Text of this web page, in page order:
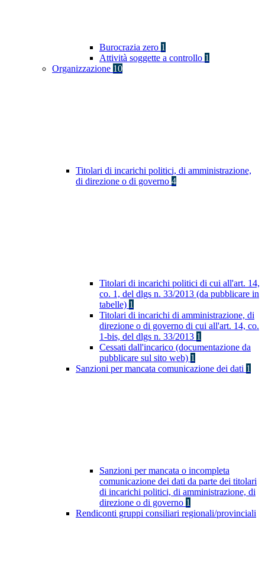
Burocrazia zero 1
Attività soggette a controllo 1
Organizzazione 10
Titolari di incarichi politici, di amministrazione,
di direzione o di governo 4
Titolari di incarichi politici di cui all'art. 14,
co. 1, del dlgs n. 33/2013 (da pubblicare in
tabelle) 1
Titolari di incarichi di amministrazione, di
direzione o di governo di cui all'art. 14, co.
1-bis, del dlgs n. 33/2013 1
Cessati dall'incarico (documentazione da
pubblicare sul sito web) 1
Sanzioni per mancata comunicazione dei dati 1
Sanzioni per mancata o incompleta
comunicazione dei dati da parte dei titolari
di incarichi politici, di amministrazione, di
direzione o di governo 1
Rendiconti gruppi consiliari regionali/provinciali